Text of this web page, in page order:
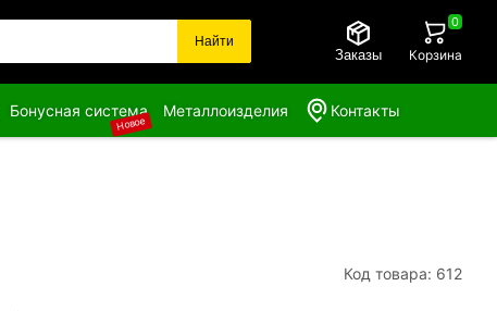
Найти
Заказы Корзина
0
Бонусная система
Новое
Металлоизделия Контакты
Код товара: 612